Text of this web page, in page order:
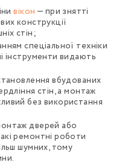
вікон — при знятті
конструкції
стін;
спеціальної техніки
інструменти видають
вбудованих
стін, а монтаж
без використання
дверей або
ремонтні роботи
шумних, тому